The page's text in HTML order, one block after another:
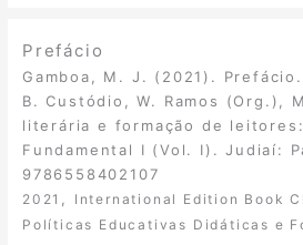
Prefácio
Gamboa, M. J. (2021).
B. Custódio, W. Ramos (Org.),
literária e formação de
Fundamental I (Vol. I). Judiaí:
9786558402107
2021 International Edition Book
Políticas Educativas Didáticas e